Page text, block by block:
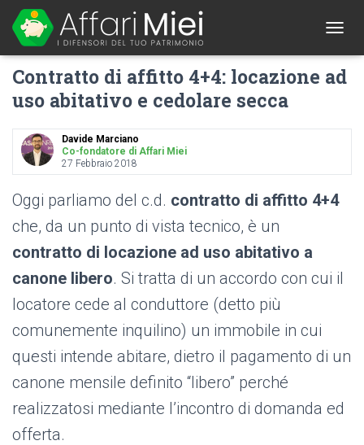
O
G
G
N
G
N
Contratto di affitto 4+4: locazione ad
uso abitativo e cedolare secca
Davide Marciano
Co-fondatore di Affari Miei
27 Febbraio 2018
Oggi parliamo del c.d. contratto di affitto 4+4
che, da un punto di vista tecnico, è un
contratto di locazione ad uso abitativo a
canone libero. Si tratta di un accordo con cui il
locatore cede al conduttore (detto più
comunemente inquilino) un immobile in cui
questi intende abitare, dietro il pagamento di un
canone mensile definito “libero” perché
realizzatosi mediante l’incontro di domanda ed
offerta.